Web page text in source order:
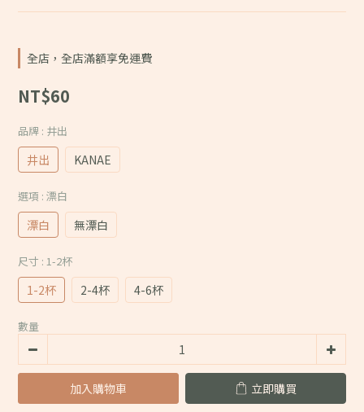
全店，全店滿額享免運費
NT$60
品牌 : 井出
井出 KANAE
選項 : 漂白
漂白 無漂白
尺寸 : 1-2杯
1-2杯 2-4杯 4-6杯
數量
加入購物車 立即購買